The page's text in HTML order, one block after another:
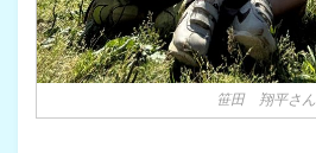
笹田 翔平さん